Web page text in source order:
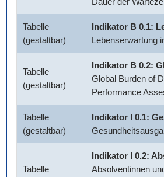
Tabelle
(gestaltbar)
Indikator B 0.1:
Lebenserwartung
Tabelle
(gestaltbar)
Indikator B 0.2:
Global Burden of
Performance
Tabelle
(gestaltbar)
Indikator I 0.1:
Tabelle
Indikator I 0.2:
Absolventinnen